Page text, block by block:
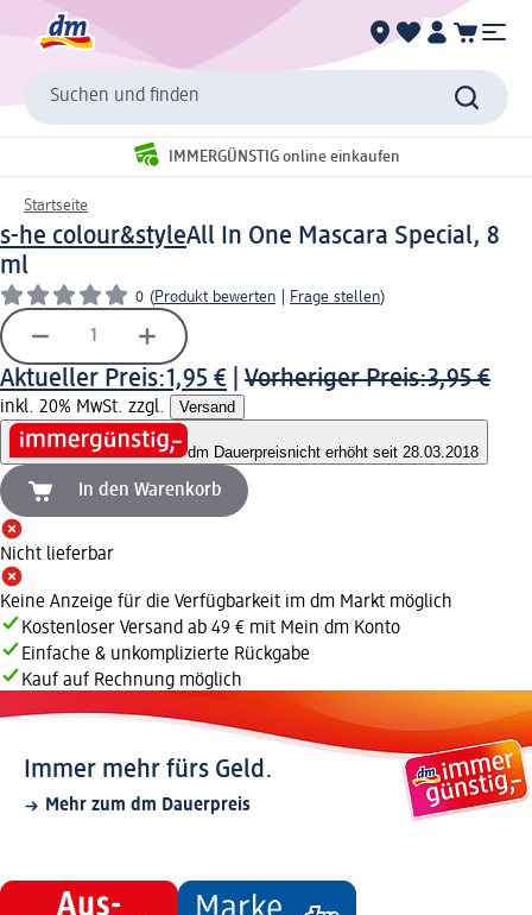
Suchen und finden
IMMERGÜNSTIG online einkaufen
Startseite
s-he colour&styleAll In One Mascara Special, 8
ml
0 (Produkt bewerten Frage stellen)
Aktueller Preis:1,95 € Vorheriger Preis:3,95 €
inkl. 20% MwSt. zzgl. Versand
dm Dauerpreisnicht erhöht seit 28.03.2018
In den Warenkorb
Nicht lieferbar
Keine Anzeige für die Verfügbarkeit im dm Markt möglich
Kostenloser Versand ab 49 € mit Mein dm Konto
Einfache & unkomplizierte Rückgabe
Kauf auf Rechnung möglich
Immer mehr fürs Geld.
Mehr zum dm Dauerpreis